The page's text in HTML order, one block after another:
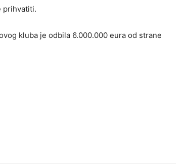
prihvatiti.
kluba je odbila 6.000.000 eura od strane